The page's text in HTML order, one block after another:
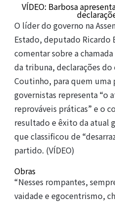
VÍDEO: Barbosa
O líder do governo na
Estado, deputado Ricardo
comentar sobre a
da tribuna, declarações
Coutinho, para quem uma
governistas representa “o
reprováveis práticas” e o
resultado e êxito da atual
que classificou de
partido. (VÍDEO)
Obras
“Nesses rompantes,
vaidade e egocentrismo,